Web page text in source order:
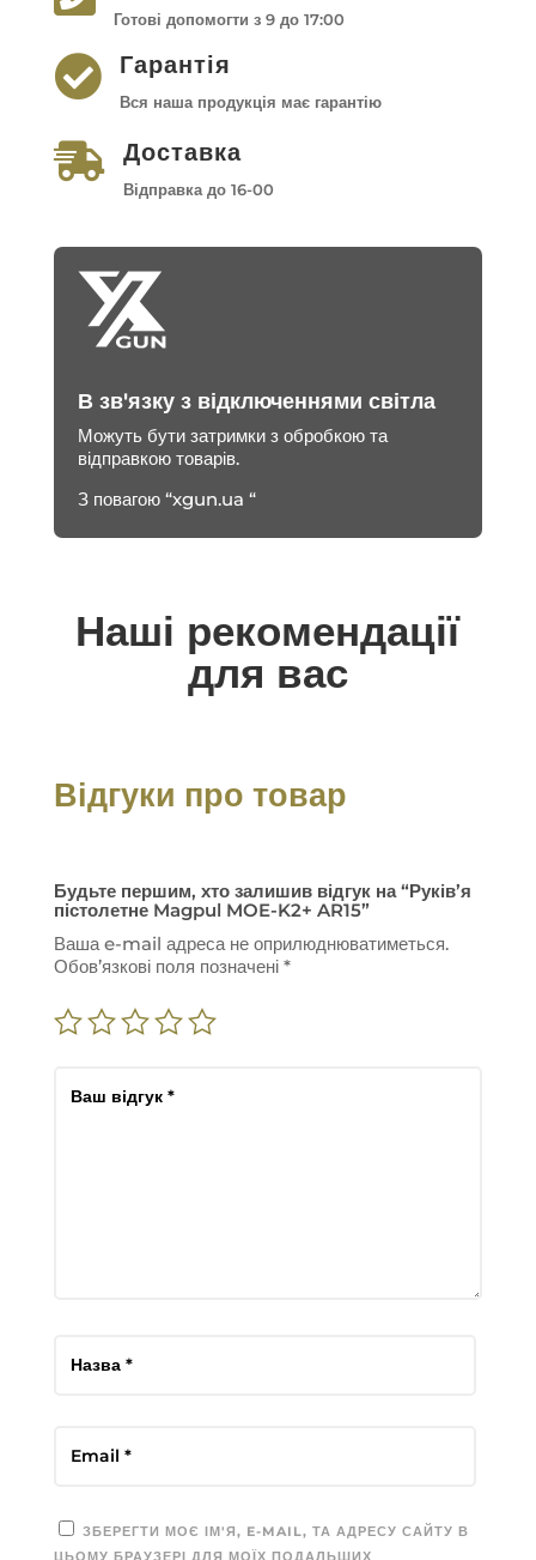
Готові допомогти з 9 до 17:00
 Гарантія
Вся наша продукція має гарантію
 Доставка
Відправка до 16-00
В зв'язку з відключеннями світла
Можуть бути затримки з обробкою та
відправкою товарів.
З повагою “xgun.ua “
Наші рекомендації
для вас
Відгуки про товар
Будьте першим, хто залишив відгук на “Руків’я
пістолетне Magpul MOE-K2+ AR15”
Ваша e-mail адреса не оприлюднюватиметься.
Обов’язкові поля позначені *
ЗБЕРЕГТИ МОЄ ІМ'Я, E-MAIL, ТА АДРЕСУ САЙТУ В
ЦЬОМУ БРАУЗЕРІ ДЛЯ МОЇХ ПОДАЛЬШИХ